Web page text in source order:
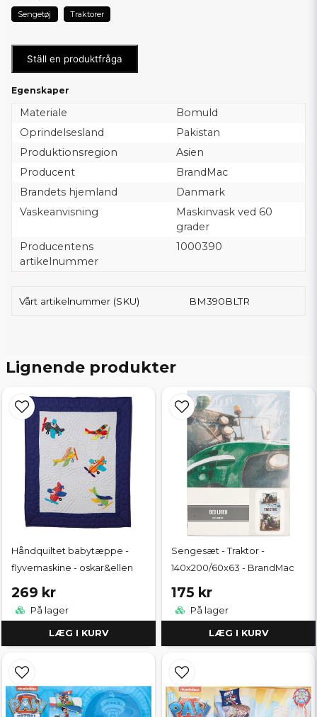
Sengetøj Traktorer
Ställ en produktfråga
Egenskaper
Materiale
Bomuld
Oprindelsesland
Pakistan
Produktionsregion
Asien
Producent
BrandMac
Brandets hjemland
Danmark
Vaskeanvisning
Maskinvask ved 60
grader
Producentens
artikelnummer
1000390
Vårt artikelnummer (SKU) BM390BLTR
Lignende produkter
Håndquiltet babytæppe -
flyvemaskine - oskar&ellen
269 kr
På lager
LÆG I KURV
Sengesæt - Traktor -
140x200/60x63 - BrandMac
175 kr
På lager
LÆG I KURV